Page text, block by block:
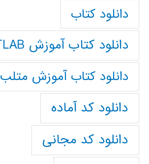
دانلود کتاب
دانلود کتاب آموزش MATLAB
دانلود کتاب آموزش متلب
دانلود کد آماده
دانلود کد مجانی